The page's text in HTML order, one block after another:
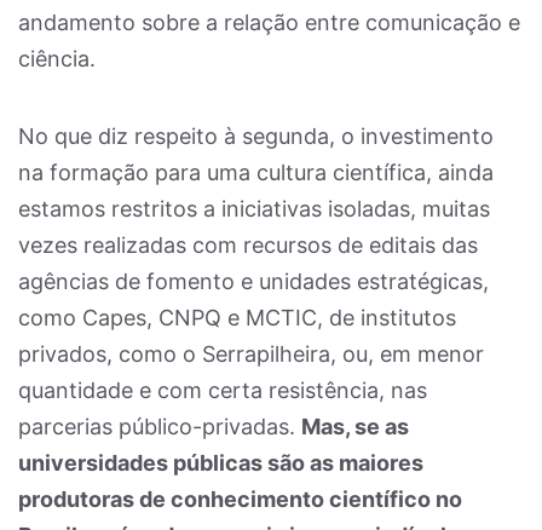
andamento sobre a relação entre comunicação e
ciência.
No que diz respeito à segunda, o investimento
na formação para uma cultura científica, ainda
estamos restritos a iniciativas isoladas, muitas
vezes realizadas com recursos de editais das
agências de fomento e unidades estratégicas,
como Capes, CNPQ e MCTIC, de institutos
privados, como o Serrapilheira, ou, em menor
quantidade e com certa resistência, nas
parcerias público-privadas. Mas, se as
universidades públicas são as maiores
produtoras de conhecimento científico no